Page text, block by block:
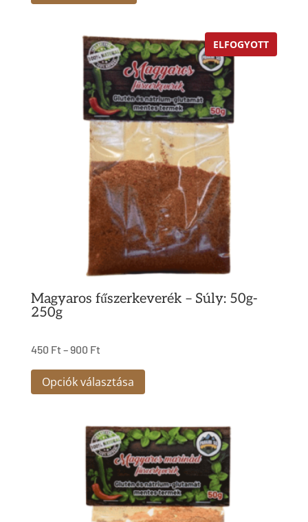
ELFOGYOTT
Magyaros fűszerkeverék – Súly: 50g-
250g
450 Ft –900 Ft
Opciók választása
Ennek
a
több
variációja
van.
A